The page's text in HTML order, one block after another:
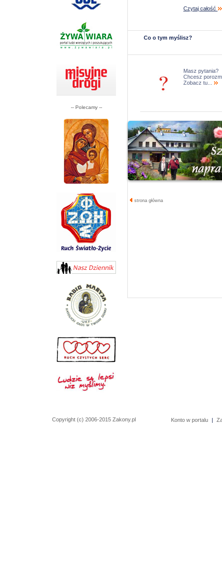
-- Polecamy --
Czytaj całość
Co o tym myślisz?
Masz pytania?
Chcesz
Zobacz tu...
strona główna
Copyright (c) 2006-2015 Zakony.pl Konto w portalu |